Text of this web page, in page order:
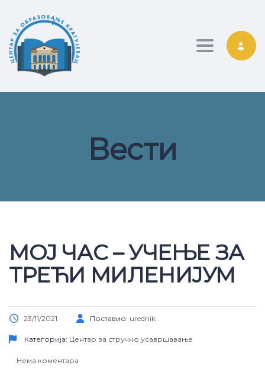
Toggle
Вести
МОЈ ЧАС – УЧЕЊЕ ЗА
ТРЕЋИ МИЛЕНИЈУМ
23/11/2021 Поставио: urednik
Категорија: Центар за стручно усавршавање
Нема коментара